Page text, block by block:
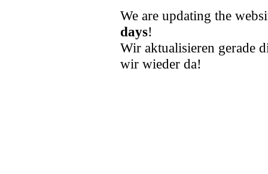
We are updating the
days!
Wir aktualisieren gerade
wir wieder da!